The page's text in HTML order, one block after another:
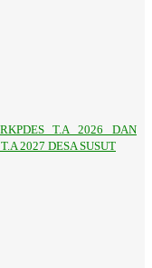
T.A 2026 DAN
2027 DESA SUSUT